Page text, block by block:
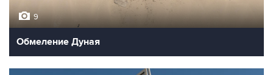
9
Обмеление Дуная